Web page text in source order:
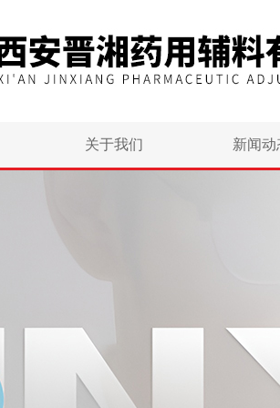
关于我们 新闻动